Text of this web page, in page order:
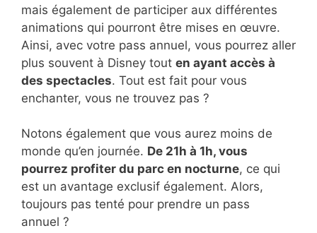
mais également de participer aux différentes
animations qui pourront être mises en œuvre.
Ainsi, avec votre pass annuel, vous pourrez aller
plus souvent à Disney tout en ayant accès à
des spectacles. Tout est fait pour vous
enchanter, vous ne trouvez pas ?
Notons également que vous aurez moins de
monde qu’en journée. De 21h à 1h, vous
pourrez profiter du parc en nocturne, ce qui
est un avantage exclusif également. Alors,
toujours pas tenté pour prendre un pass
annuel ?